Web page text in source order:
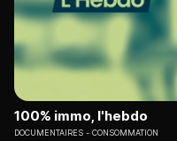
100% immo, l'hebdo
DOCUMENTAIRES CONSOMMATION